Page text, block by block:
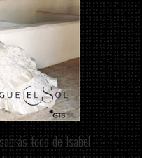
todo de Isabel